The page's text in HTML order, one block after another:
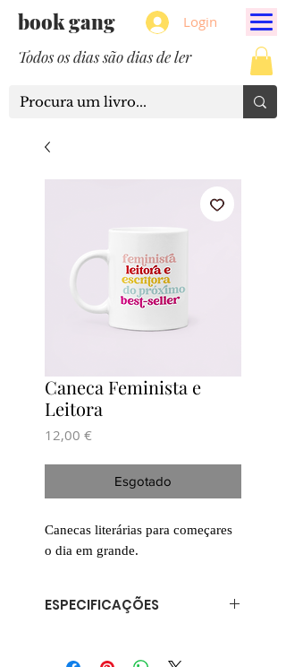
Login
book gang
Todos os dias são dias de ler
Caneca Feminista e
Leitora
12,00 €
Esgotado
Canecas literárias para começares
o dia em grande.
ESPECIFICAÇÕES
Cerâmica